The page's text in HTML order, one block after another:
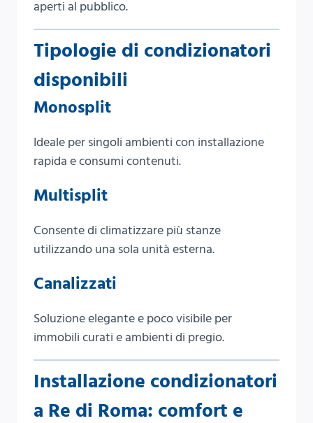
aperti al pubblico.
Tipologie di condizionatori
disponibili
Monosplit
Ideale per singoli ambienti con installazione
rapida e consumi contenuti.
Multisplit
Consente di climatizzare più stanze
utilizzando una sola unità esterna.
Canalizzati
Soluzione elegante e poco visibile per
immobili curati e ambienti di pregio.
Installazione condizionatori
a Re di Roma: comfort e